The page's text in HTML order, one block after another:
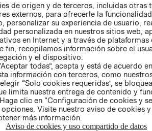
AVISO DE
PRIVACIDAD
GIFT CARD
AVISO DE
de origen y de terceros, incluidas otras
externos, para ofrecerle la
personalizar su experiencia de usuario,
personalizada en nuestros sitios web,
en Internet y a través de plataformas
fin, recopilamos información sobre el
y el dispositivo.
todas”, acepta y está de acuerdo
información con terceros, como
“Solo cookies requeridas”, se
limita nuestra entrega de contenido y
clic en “Configuración de cookies y
opciones. Visite nuestro aviso de cookies
más información.
Aviso de cookies y uso compartido de datos